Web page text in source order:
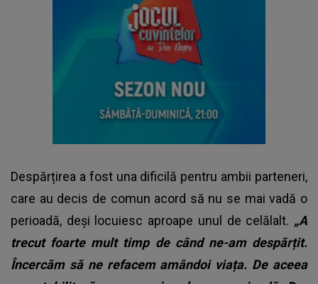
Despărțirea a fost una dificilă pentru ambii parteneri,
care au decis de comun acord să nu se mai vadă o
perioadă, deși locuiesc aproape unul de celălalt. „A
trecut foarte mult timp de când ne-am despărțit.
Încercăm să ne refacem amândoi viața. De aceea